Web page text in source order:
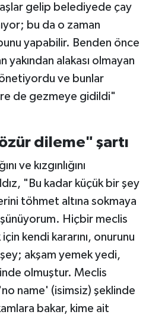
gelip belediyede çay
bu da o zaman
yapabilir. Benden önce
yakından alakası olmayan
ve bunlar
de gezmeye gidildi"
dileme" şartı
ve kızgınlığını
"Bu kadar küçük bir şey
töhmet altına sokmaya
Hiçbir meclis
kendi kararını, onurunu
akşam yemek yedi,
olmuştur. Meclis
name' (isimsiz) şeklinde
bakar, kime ait